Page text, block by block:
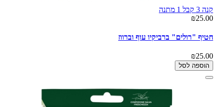
קנה 3 קבל 1 מתנה
₪25.00
חטיף "רולים" ברביקיו עוף וברווז
₪25.00
הוספה לסל